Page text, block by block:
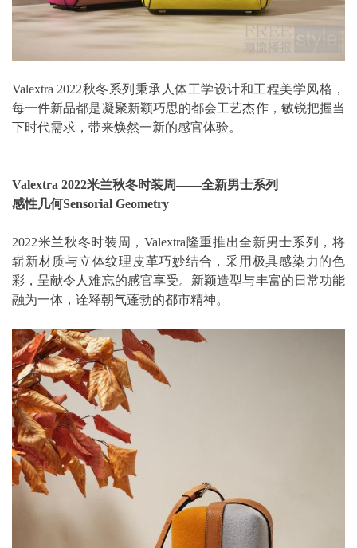
Valextra 2022秋冬系列秉承人体工学设计和工程美学风格，
每一件新品都是凝聚新颖巧思的都会工艺杰作，敏锐把握当
下时代需求，带来焕然一新的感官体验。
Valextra 2022米兰秋冬时装周——全新男士系列
感性几何Sensorial Geometry
2022米兰秋冬时装周，Valextra隆重推出全新男士系列，将
崭新材质与立体纹理皮革巧妙结合，采用极具感染力的色
彩，呈献令人难忘的感官享受。新颖造型与丰富的日常功能
融为一体，诠释朝气蓬勃的都市精神。